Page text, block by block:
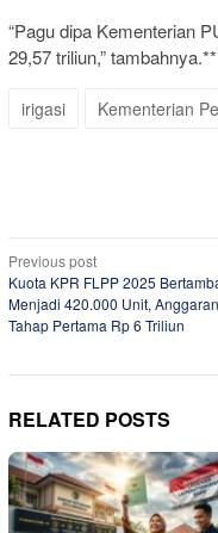
“Pagu dipa Kementerian
29,57 triliun,”
irigasi Kementerian
Post
navigation
Previous post
Kuota KPR FLPP 2025
Menjadi 420.000 Unit, Anggaran
Tahap Pertama Rp 6 Triliun
RELATED POSTS